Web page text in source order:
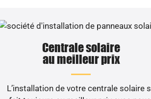
Centrale solaire
au meilleur prix
L’installation de votre centrale solaire